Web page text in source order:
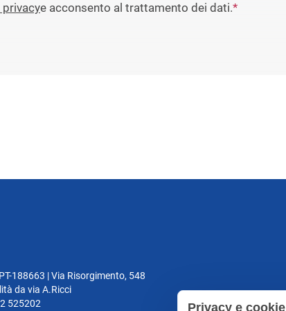
e acconsento al trattamento dei dati.*
188663 | Via Risorgimento, 548
da via A.Ricci
525202
Privacy e cookie